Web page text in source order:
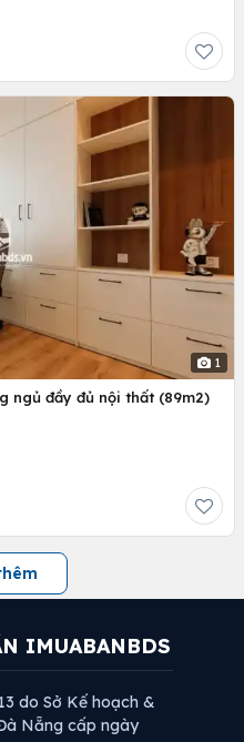
1
ngủ đầy đủ nội thất (89m2)
IMUABANBDS
do Sở Kế hoạch &
Nẵng cấp ngày